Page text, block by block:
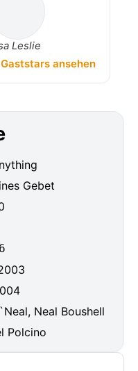
Leslie
ansehen
Gebet
Neal Boushell
Polcino